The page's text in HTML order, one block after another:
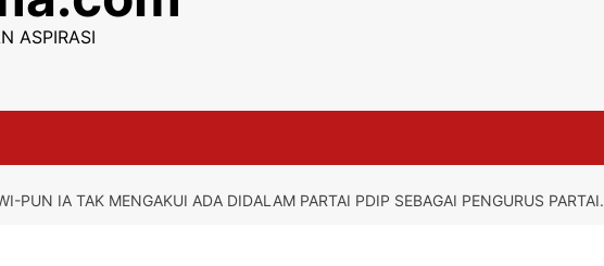
ASPIRASI
PUN IA TAK MENGAKUI ADA DIDALAM PARTAI PDIP SEBAGAI PENGURUS PARTAI.